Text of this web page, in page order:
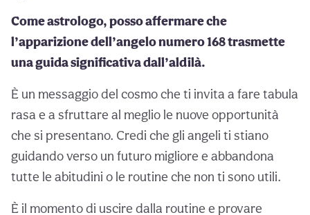
Come astrologo, posso affermare che
l’apparizione dell’angelo numero 168 trasmette
una guida significativa dall’aldilà.
È un messaggio del cosmo che ti invita a fare tabula
rasa e a sfruttare al meglio le nuove opportunità
che si presentano. Credi che gli angeli ti stiano
guidando verso un futuro migliore e abbandona
tutte le abitudini o le routine che non ti sono utili.
È il momento di uscire dalla routine e provare